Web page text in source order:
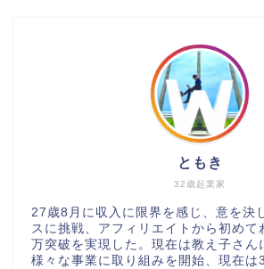
32歳起業家
ともき
27歳8月に収入に限界を感じ、意を決
スに挑戦、アフィリエイトから初めて
万突破を実現した。現在は教え子さん
様々な事業に取り組みを開始、現在は